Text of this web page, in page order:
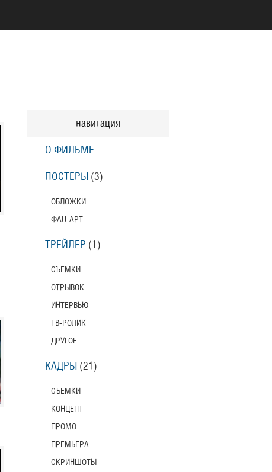
навигация
О ФИЛЬМЕ
ПОСТЕРЫ (3)
ОБЛОЖКИ
ФАН-АРТ
ТРЕЙЛЕР (1)
СЪЕМКИ
ОТРЫВОК
ИНТЕРВЬЮ
ТВ-РОЛИК
ДРУГОЕ
КАДРЫ (21)
СЪЕМКИ
КОНЦЕПТ
ПРОМО
ПРЕМЬЕРА
СКРИНШОТЫ